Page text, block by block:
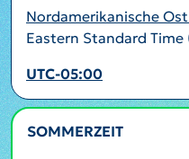
Nordamerikanische
Eastern Standard Time
UTC-05:00
SOMMERZEIT